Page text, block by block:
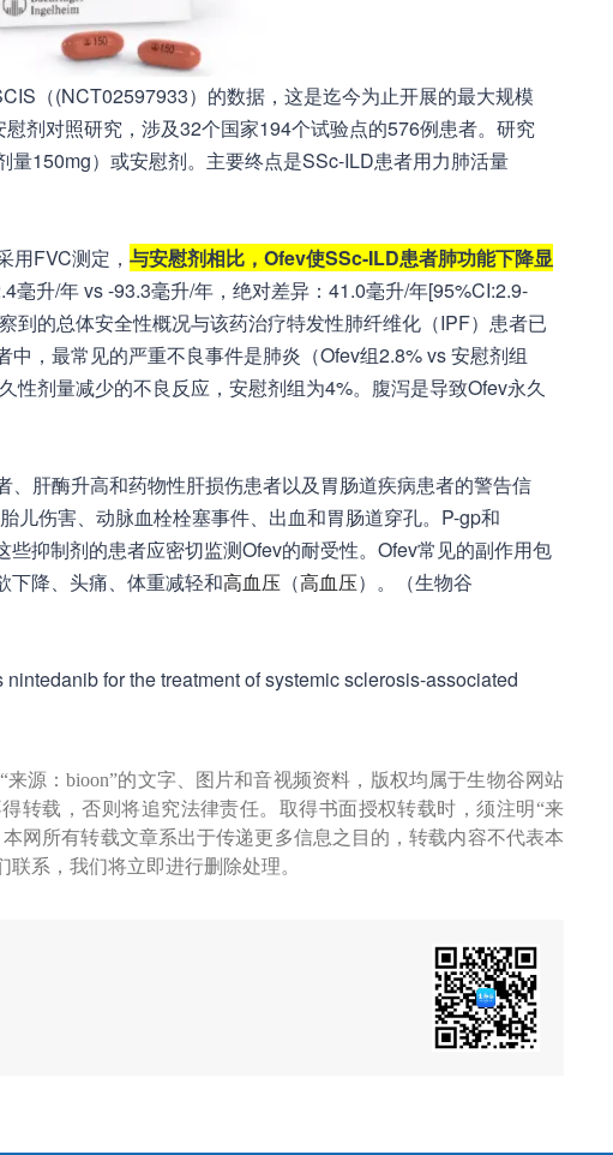
（(NCT02597933）的数据，这是迄今为止开展的最大规模
剂对照研究，涉及32个国家194个试验点的576例患者。研究
量150mg）或安慰剂。主要终点是SSc-ILD患者用力肺活量
用FVC测定， 与安慰剂相比，Ofev使SSc-ILD患者肺功能下降显
毫升/年 vs -93.3毫升/年，绝对差异：41.0毫升/年[95%CI:2.9-
到的总体安全性概况与该药治疗特发性肺纤维化（IPF）患者已
，最常见的严重不良事件是肺炎（Ofev组2.8% vs 安慰剂组
性剂量减少的不良反应，安慰剂组为4%。腹泻是导致Ofev永久
肝酶升高和药物性肝损伤患者以及胃肠道疾病患者的警告信
儿伤害、动脉血栓栓塞事件、出血和胃肠道穿孔。P-gp和
抑制剂的患者应密切监测Ofev的耐受性。Ofev常见的副作用包
下降、头痛、体重减轻和高血压 （高血压）。（生物谷
nintedanib for the treatment of systemic sclerosis-associated
源：bioon”的文字、图片和音视频资料，版权均属于生物谷网站
转载，否则将追究法律责任。取得书面授权转载时，须注明“来
网所有转载文章系出于传递更多信息之目的，转载内容不代表本
系，我们将立即进行删除处理。